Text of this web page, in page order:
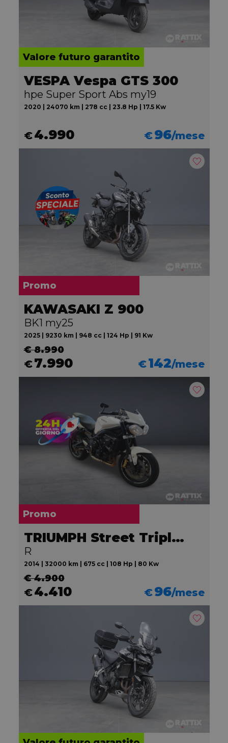
Valore futuro garantito
VESPA Vespa GTS 300
hpe Super Sport Abs my19
2020 | 24070 km | 278 cc | 23.8 Hp | 17.5 Kw
€4.990 €96/mese
Promo
KAWASAKI Z 900
BK1 my25
2025 | 9230 km | 948 cc | 124 Hp | 91 Kw
€ 8.990
€7.990 €142/mese
Promo
TRIUMPH Street Triple 675
R
2014 | 32000 km | 675 cc | 108 Hp | 80 Kw
€ 4.900
€4.410 €96/mese